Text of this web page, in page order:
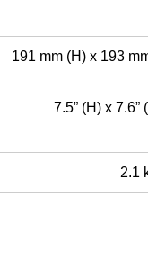
191 mm (H) x 193
7.5” (H) x 7.6”
2.1